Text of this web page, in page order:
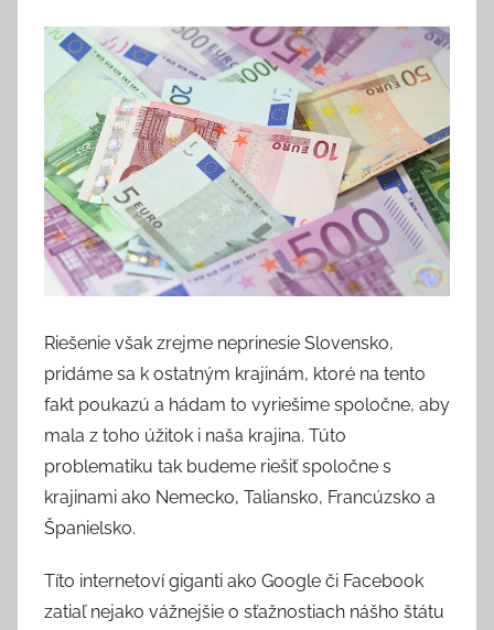
Riešenie však zrejme neprinesie Slovensko,
pridáme sa k ostatným krajinám, ktoré na tento
fakt poukazú a hádam to vyriešime spoločne, aby
mala z toho úžitok i naša krajina. Túto
problematiku tak budeme riešiť spoločne s
krajinami ako Nemecko, Taliansko, Francúzsko a
Španielsko.
Títo internetoví giganti ako Google či Facebook
zatiaľ nejako vážnejšie o sťažnostiach nášho štátu